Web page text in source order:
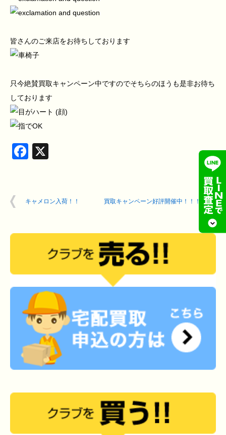
皆さんのご来店をお待ちしております
只今絶賛買取キャンペーン中ですのでそちらのほうも是非お待ち
しております
Facebook
キャメロン入荷！！ 買取キャンペーン好評開催中！！！